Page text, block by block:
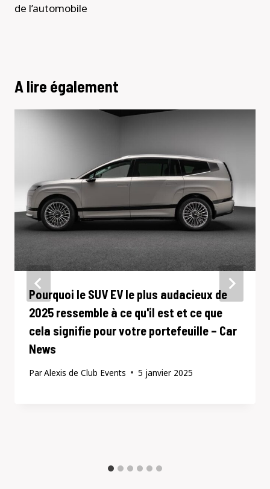
de l’automobile
A lire également
Pourquoi le SUV EV le plus audacieux de
2025 ressemble à ce qu'il est et ce que
cela signifie pour votre portefeuille – Car
News
ParAlexis de Club Events 5 janvier 2025